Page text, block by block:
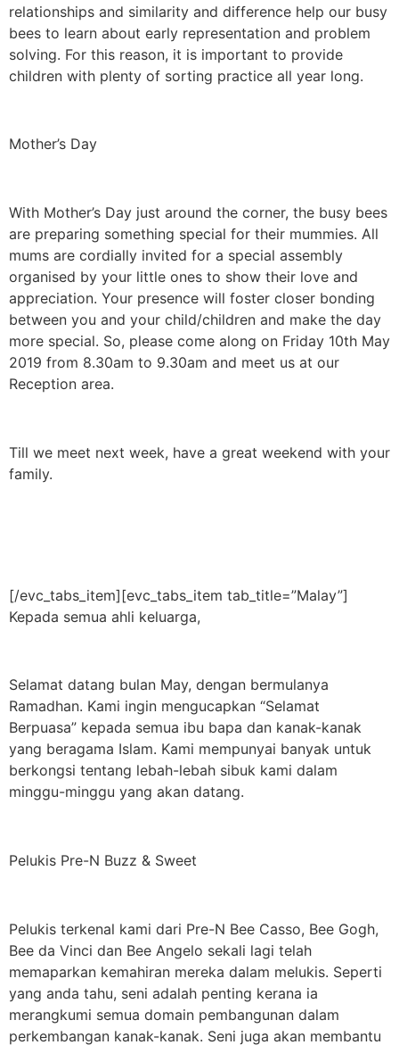
relationships and similarity and difference help our busy
bees to learn about early representation and problem
solving. For this reason, it is important to provide
children with plenty of sorting practice all year long.
Mother’s Day
With Mother’s Day just around the corner, the busy bees
are preparing something special for their mummies. All
mums are cordially invited for a special assembly
organised by your little ones to show their love and
appreciation. Your presence will foster closer bonding
between you and your child/children and make the day
more special. So, please come along on Friday 10th May
2019 from 8.30am to 9.30am and meet us at our
Reception area.
Till we meet next week, have a great weekend with your
family.
[/evc_tabs_item][evc_tabs_item tab_title=”Malay”]
Kepada semua ahli keluarga,
Selamat datang bulan May, dengan bermulanya
Ramadhan. Kami ingin mengucapkan “Selamat
Berpuasa” kepada semua ibu bapa dan kanak-kanak
yang beragama Islam. Kami mempunyai banyak untuk
berkongsi tentang lebah-lebah sibuk kami dalam
minggu-minggu yang akan datang.
Pelukis Pre-N Buzz & Sweet
Pelukis terkenal kami dari Pre-N Bee Casso, Bee Gogh,
Bee da Vinci dan Bee Angelo sekali lagi telah
memaparkan kemahiran mereka dalam melukis. Seperti
yang anda tahu, seni adalah penting kerana ia
merangkumi semua domain pembangunan dalam
perkembangan kanak-kanak. Seni juga akan membantu